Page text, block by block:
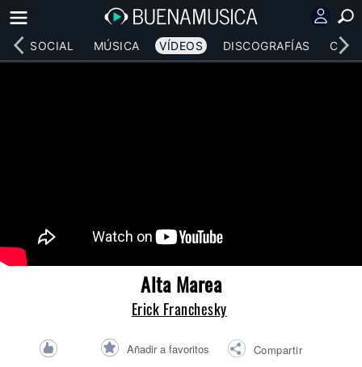
RED SOCIAL MÚSICA VÍDEOS DISCOGRAFÍAS
Alta Marea
Erick Franchesky
Añadir a favoritos Compartir